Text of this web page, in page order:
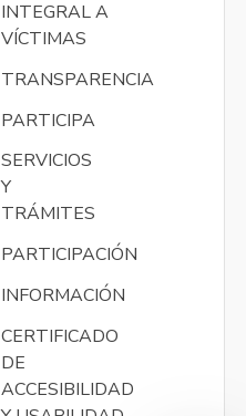
INTEGRAL A
VÍCTIMAS
TRANSPARENCIA
PARTICIPA
SERVICIOS
Y
TRÁMITES
PARTICIPACIÓN
INFORMACIÓN
CERTIFICADO
DE
ACCESIBILIDAD